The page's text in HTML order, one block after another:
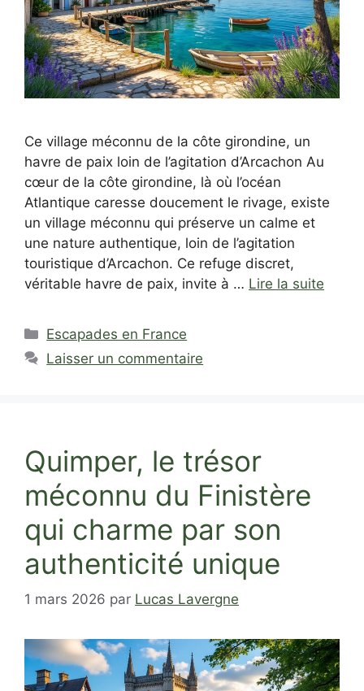
Ce village méconnu de la côte girondine, un
havre de paix loin de l’agitation d’Arcachon Au
cœur de la côte girondine, là où l’océan
Atlantique caresse doucement le rivage, existe
un village méconnu qui préserve un calme et
une nature authentique, loin de l’agitation
touristique d’Arcachon. Ce refuge discret,
véritable havre de paix, invite à … Lire la suite
Catégories
Escapades en France
Laisser un commentaire
Quimper, le trésor
méconnu du Finistère
qui charme par son
authenticité unique
1 mars 2026 par Lucas Lavergne